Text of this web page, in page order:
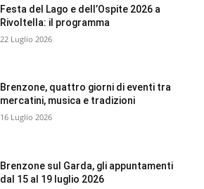
Festa del Lago e dell’Ospite 2026 a
Rivoltella: il programma
22 Luglio 2026
Brenzone, quattro giorni di eventi tra
mercatini, musica e tradizioni
16 Luglio 2026
Brenzone sul Garda, gli appuntamenti
dal 15 al 19 luglio 2026